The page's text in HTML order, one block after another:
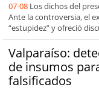
07-08 Los dichos del
Ante la controversia, el
“estupidez” y ofreció
Valparaíso:
de insumos
falsificados